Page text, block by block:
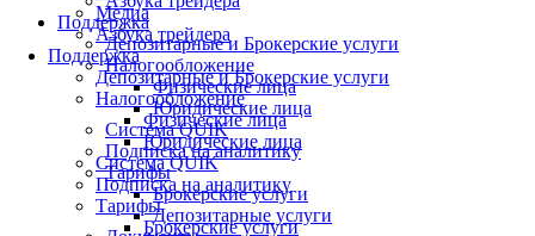
Медиа
Азбука трейдера
Поддержка
Депозитарные и Брокерские услуги
Налогообложение
Физические лица
Юридические лица
Система QUIK
Подписка на аналитику
Тарифы
Брокерские услуги
Поддержка
Депозитарные и Брокерские услуги
Налогообложение
Физические лица
Юридические лица
Система QUIK
Подписка на аналитику
Тарифы
Брокерские услуги
Депозитарные услуги